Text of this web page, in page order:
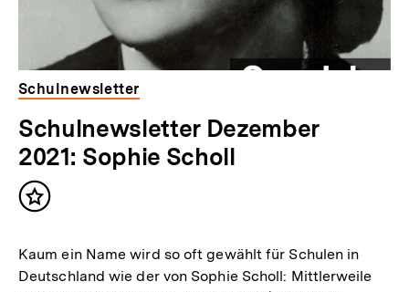
Schulnewsletter
Schulnewsletter Dezember
2021: Sophie Scholl
Inhalt
Kaum ein Name wird so oft gewählt für Schulen in
Deutschland wie der von Sophie Scholl: Mittlerweile